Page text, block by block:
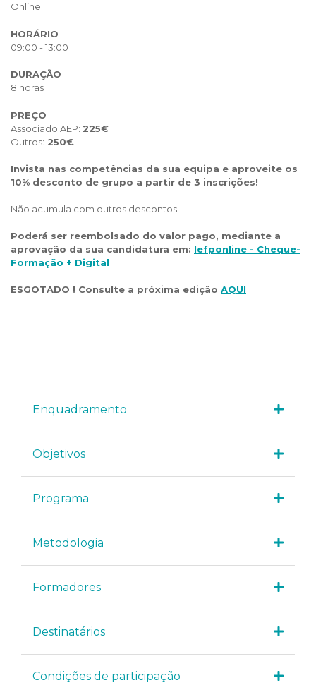
Online
HORÁRIO
09:00 - 13:00
DURAÇÃO
8 horas
PREÇO
Associado AEP: 225€
Outros: 250€
Invista nas competências da sua equipa e aproveite os
10% desconto de grupo a partir de 3 inscrições!
Não acumula com outros descontos.
Poderá ser reembolsado do valor pago, mediante a
aprovação da sua candidatura em: Iefponline - Cheque-
Formação + Digital
ESGOTADO ! Consulte a próxima edição AQUI
Enquadramento
Objetivos
Programa
Metodologia
Formadores
Destinatários
Condições de participação